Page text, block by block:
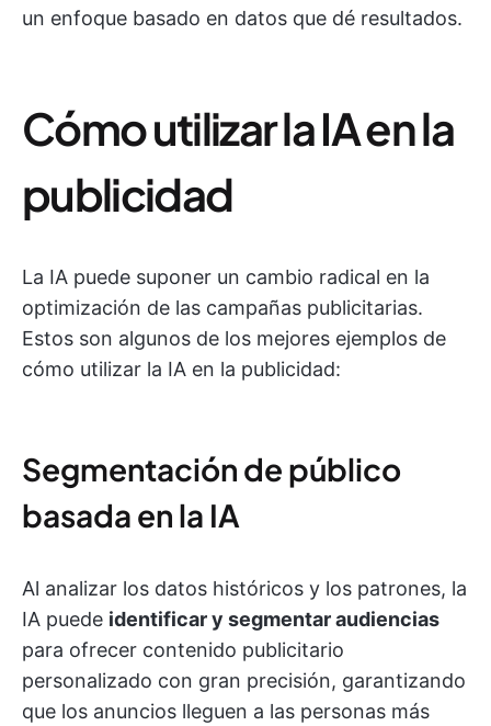
un enfoque basado en datos que dé resultados.
Cómo utilizar la IA en la
publicidad
La IA puede suponer un cambio radical en la
optimización de las campañas publicitarias.
Estos son algunos de los mejores ejemplos de
cómo utilizar la IA en la publicidad:
Segmentación de público
basada en la IA
Al analizar los datos históricos y los patrones, la
IA puede identificar y segmentar audiencias
para ofrecer contenido publicitario
personalizado con gran precisión, garantizando
que los anuncios lleguen a las personas más